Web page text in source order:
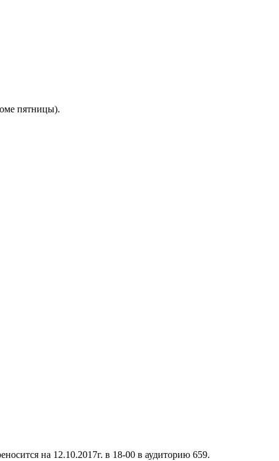
пятницы).
на 12.10.2017г. в 18-00 в аудиторию 659.